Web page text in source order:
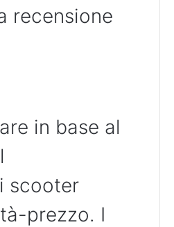
recensione
in base al
scooter
prezzo. I